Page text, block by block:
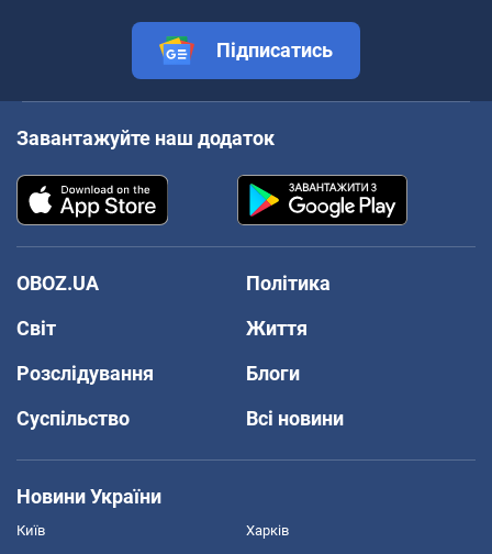
Підписатись
Завантажуйте наш додаток
OBOZ.UA
Політика
Світ
Життя
Розслідування
Блоги
Суспільство
Всі новини
Новини України
Київ Харків